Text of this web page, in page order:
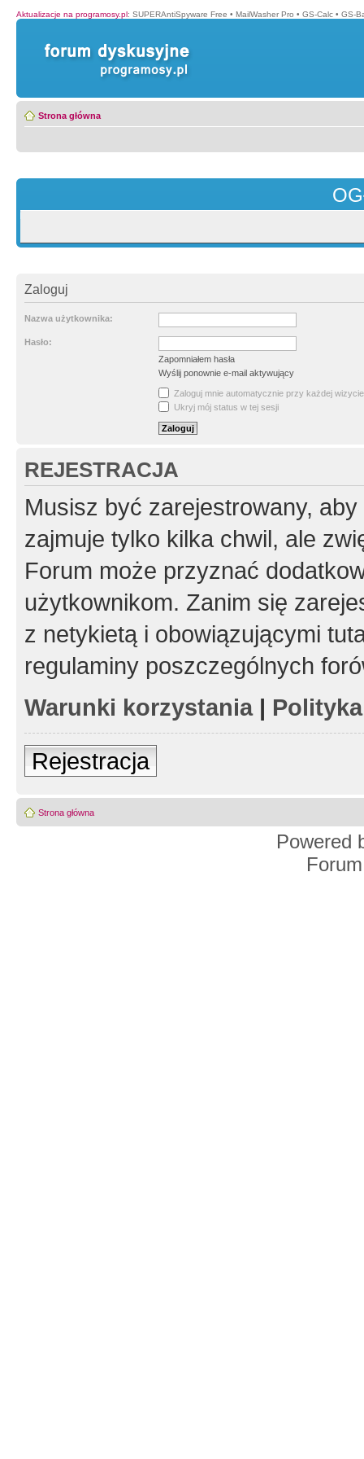
Aktualizacje na programosy.pl: SUPERAntiSpyware Free • MailWasher Pro • GS-Calc • GS-
Strona główna
Zaloguj
Nazwa użytkownika:
Hasło:
Zapomniałem hasła
Wyślij ponownie e-mail aktywujący
Zaloguj mnie automatycznie przy każdej wizycie
Ukryj mój status w tej sesji
REJESTRACJA
Musisz być zarejestrowany,
zajmuje tylko kilka chwil, ale
Forum może przyznać
użytkownikom. Zanim się
z netykietą i obowiązującymi
regulaminy poszczególnych
Warunki korzystania|
Rejestracja
Strona główna
Powered